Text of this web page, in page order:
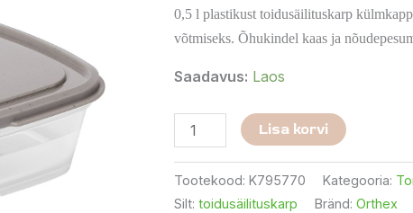
0,5 l plastikust toidusäilituskarp
võtmiseks. Õhukindel kaas ja
Saadavus: Laos
Lisa korvi
Tootekood: K795770 Kategooria:
Silt: toidusäilituskarp Bränd: Orthex